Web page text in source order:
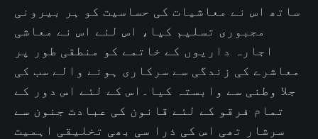
ساتھ اس نے معاشیات کی حساسیت کو ہر بیرونی
مجبوری تسلیم کیا، اس لئے اس نے معاشی
اجارہ داریوں کے خاتمے کو منطقی طور پر
معاشرے کی زندگی سے سرکاری ہونے والے سب کی
جلا وطنی سے وابستہ کیا۔اس کے لئے اس دور کے
تمام فرقو کے لئے قانون کی عبادت جنون سے
سرشار تھی اس کی ذرا سی بھی تخلیقی اہمیت